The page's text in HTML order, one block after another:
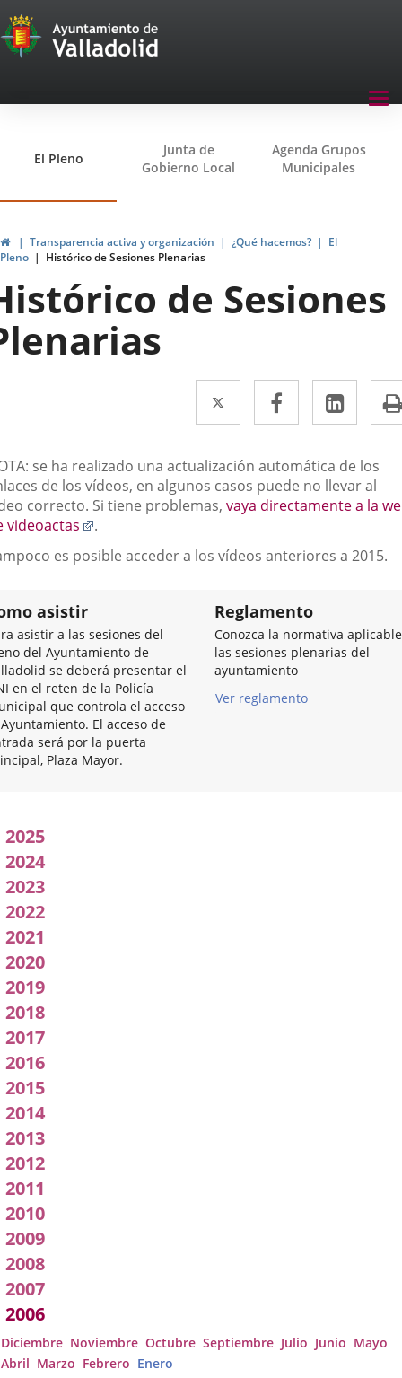
Transparencia
Menu
El Pleno
Junta de
Gobierno Local
Agenda Grupos
Municipales
InicioTransparencia activa y organización ¿Qué hacemos?
El
Pleno
Histórico de Sesiones Plenarias
de Sesiones
Twitter
Enlace
a
una
aplicación
externa.
Facebook
Enlace
a
una
aplicación
externa.
a
una
se ha realizado una actualización automática de los
de los vídeos, en algunos casos puede no llevar al
correcto. Si tiene problemas, vaya directamente a la
videoactas
Enlace
una
.
es posible acceder a los vídeos anteriores a 2015.
asistir
asistir a las sesiones del
del Ayuntamiento de
se deberá presentar el
en el reten de la Policía
que controla el acceso
El acceso de
será por la puerta
Plaza Mayor.
Reglamento
Conozca la normativa
las sesiones plenarias del
ayuntamiento
Ver reglamento
2025
2024
2023
2022
2021
2020
2019
2018
2017
2016
2015
2014
2013
2012
2011
2010
2009
2008
2007
2006
Diciembre Noviembre Octubre Septiembre Julio Junio Mayo
Abril Marzo Febrero Enero